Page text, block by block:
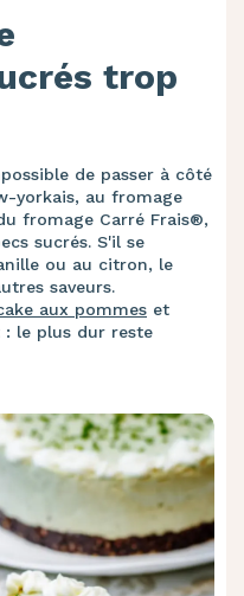
trop
de passer à côté
yorkais, au fromage
fromage Carré Frais®,
sucrés. S'il se
ou au citron, le
saveurs.
aux pommes et
: le plus dur reste